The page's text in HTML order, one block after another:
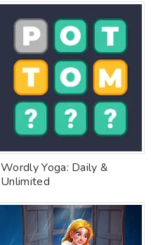
Wordly Yoga: Daily &
Unlimited